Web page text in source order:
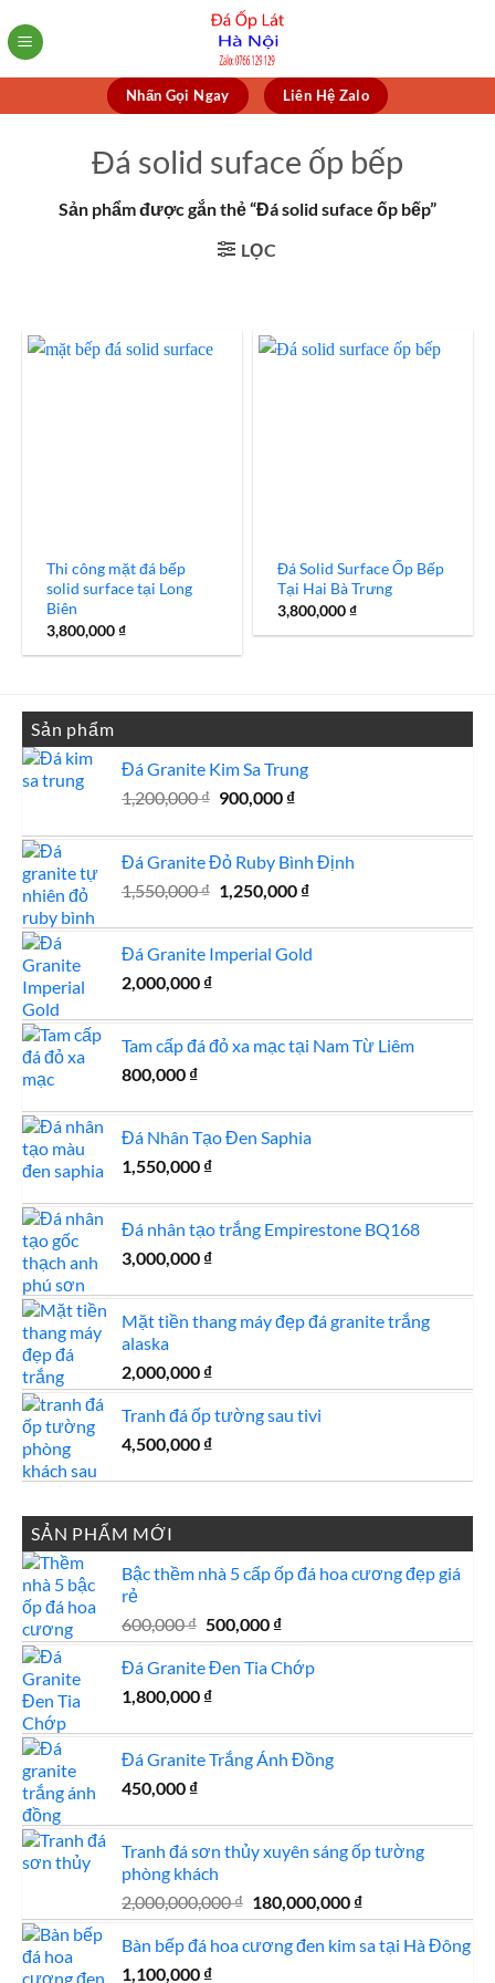
to
Nhấn Gọi Ngay Liên Hệ Zalo
Đá solid suface ốp bếp
Sản phẩm được gắn thẻ “Đá solid suface ốp bếp”
LỌC
Thi công mặt đá bếp
solid surface tại Long
Biên
3,800,000₫
Đá Solid Surface Ốp Bếp
Tại Hai Bà Trưng
3,800,000₫
Sản phẩm
Đá Granite Kim Sa Trung
1,200,000₫ Giá
là:
1,200,000 ₫.
900,000 ₫Giá
tại
là:
900,000 ₫.
Đá Granite Đỏ Ruby Bình Định
1,550,000₫ Giá
là:
1,550,000 ₫.
1,250,000 ₫Giá
tại
là:
Đá Granite Imperial Gold
2,000,000 ₫
Tam cấp đá đỏ xa mạc tại Nam Từ Liêm
800,000 ₫
Đá Nhân Tạo Đen Saphia
1,550,000 ₫
Đá nhân tạo trắng Empirestone BQ168
3,000,000 ₫
Mặt tiền thang máy đẹp đá granite trắng
alaska
2,000,000 ₫
Tranh đá ốp tường sau tivi
4,500,000 ₫
SẢN PHẨM MỚI
Bậc thềm nhà 5 cấp ốp đá hoa cương đẹp giá
rẻ
600,000₫ Giá
gốc
là:
600,000 ₫.
500,000 ₫Giá
hiện
tại
Đá Granite Đen Tia Chớp
1,800,000 ₫
Đá Granite Trắng Ánh Đồng
450,000 ₫
Tranh đá sơn thủy xuyên sáng ốp tường
phòng khách
2,000,000,000₫ Giá
gốc
là:
180,000,000 ₫Giá
hiện
tại
Bàn bếp đá hoa cương đen kim sa tại Hà Đông
1,100,000 ₫